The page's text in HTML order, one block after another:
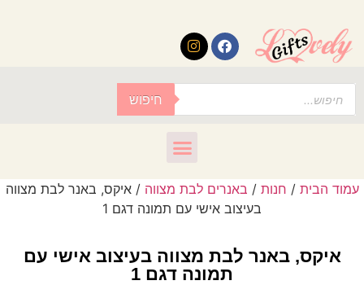
חיפוש
עמוד הבית / חנות / באנרים לבת מצווה / איקס, באנר לבת מצווה
בעיצוב אישי עם תמונה דגם 1
איקס, באנר לבת מצווה בעיצוב אישי עם
תמונה דגם 1